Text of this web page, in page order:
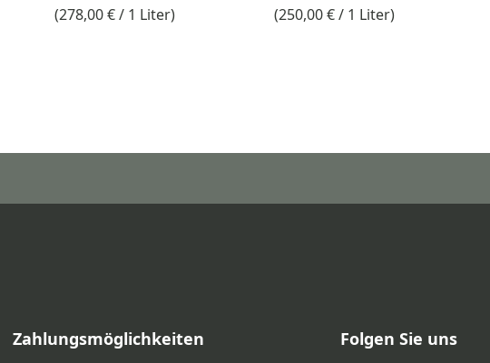
(278,00 € / 1 Liter) (250,00 € / 1 Liter)
Zahlungsmöglichkeiten Folgen Sie uns